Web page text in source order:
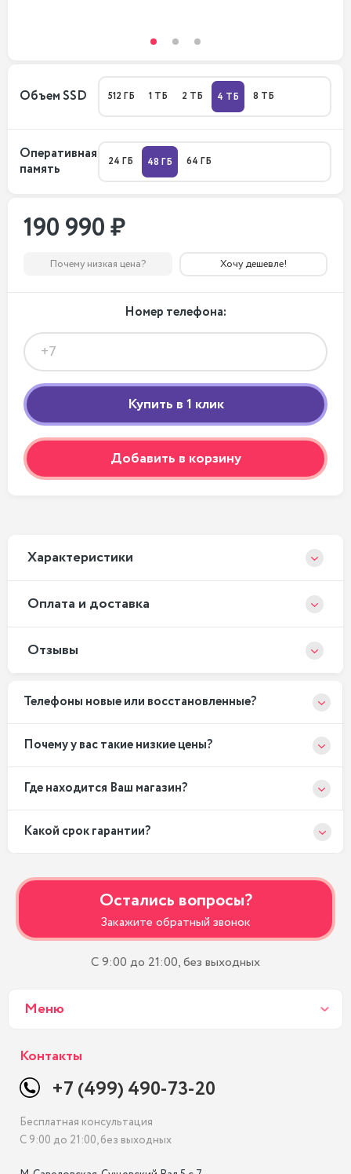
Объем SSD 512 ГБ 1 ТБ 2 ТБ 4 ТБ 8 ТБ
Оперативная
память
24 ГБ 48 ГБ 64 ГБ
190 990 ₽
Почему низкая цена? Хочу дешевле!
Номер телефона:
Добавить в корзину
Xарактеристики
Оплата и доставка
Отзывы
Телефоны новые или восстановленные?
Почему у вас такие низкие цены?
Где находится Ваш магазин?
Какой срок гарантии?
Остались вопросы?
Закажите обратный звонок
С 9:00 до 21:00, без выходных
Меню
Контакты
+7 (499) 490-73-20
Бесплатная консультация
С 9:00 до 21:00, без выходных